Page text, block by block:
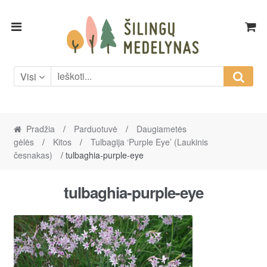
Skip
Skip
Visi
Pradžia / Parduotuvė /
Daugiametės
gėlės
/ Kitos /
Tulbagija ‘Purple Eye’ (Laukinis
česnakas)
/ tulbaghia-purple-eye
tulbaghia-purple-eye